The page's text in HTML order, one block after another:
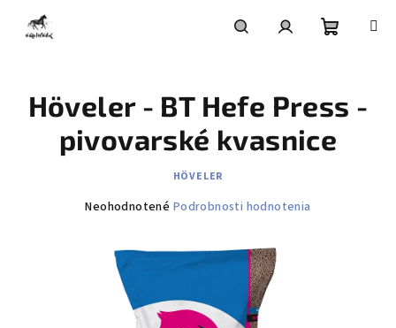
obsah
košík
Höveler - BT Hefe Press -
pivovarské kvasnice
HÖVELER
Priemerné
Neohodnotené Podrobnosti hodnotenia